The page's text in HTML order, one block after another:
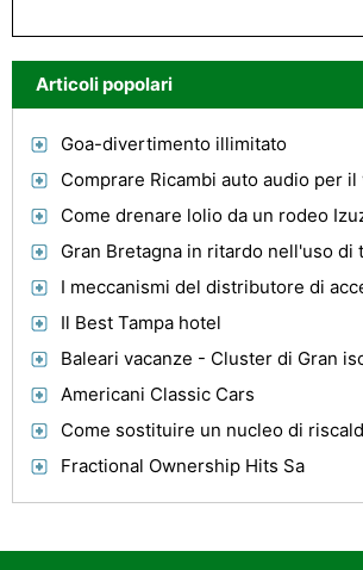
Articoli popolari
Goa-divertimento illimitato
Come drenare lolio da un rodeo
Il Best Tampa hotel
Baleari vacanze - Cluster di Gran
Americani Classic Cars
Fractional Ownership Hits Sa